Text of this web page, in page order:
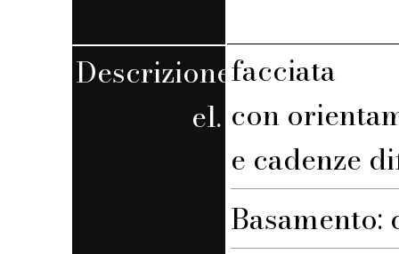
Descrizione
el.
facciata
con
e cadenze